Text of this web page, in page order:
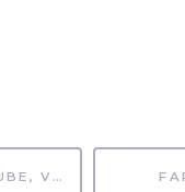
MP4, YOUTUBE, VIMEO